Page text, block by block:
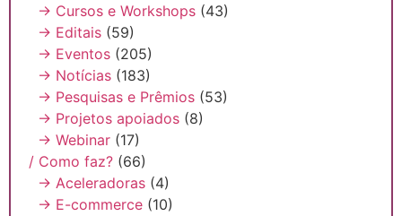
→ Cursos e Workshops (43)
→ Editais (59)
→ Eventos (205)
→ Notícias (183)
→ Pesquisas e Prêmios (53)
→ Projetos apoiados (8)
→ Webinar (17)
/ Como faz? (66)
→ Aceleradoras (4)
→ E-commerce (10)